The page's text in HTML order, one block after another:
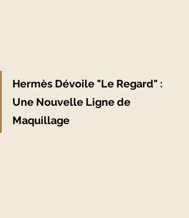
Hermès Dévoile "Le Regard" :
Une Nouvelle Ligne de
Maquillage